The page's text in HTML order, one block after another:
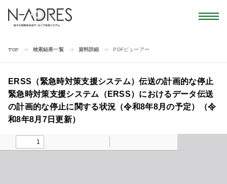
TOP 検索結果一覧 資料詳細 PDFビューアー
ERSS（緊急時対策支援システム）伝送の計画的な停止
緊急時対策支援システム（ERSS）におけるデータ伝送
の計画的な停止に関する状況（令和8年8月の予定）（令
和8年8月7日更新）